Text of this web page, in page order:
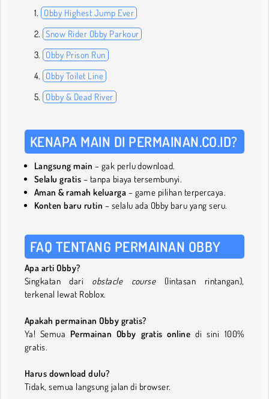
Obby Highest Jump Ever
Snow Rider Obby Parkour
Obby Prison Run
Obby Toilet Line
Obby & Dead River
KENAPA MAIN DI PERMAINAN.CO.ID?
Langsung main – gak perlu download.
Selalu gratis – tanpa biaya tersembunyi.
Aman & ramah keluarga – game pilihan terpercaya.
Konten baru rutin – selalu ada Obby baru yang seru.
FAQ TENTANG PERMAINAN OBBY
Apa arti Obby?
Singkatan dari obstacle course(lintasan rintangan),
terkenal lewat Roblox.
Apakah permainan Obby gratis?
Ya! Semua Permainan Obby gratis online di sini 100%
gratis.
Harus download dulu?
Tidak, semua langsung jalan di browser.